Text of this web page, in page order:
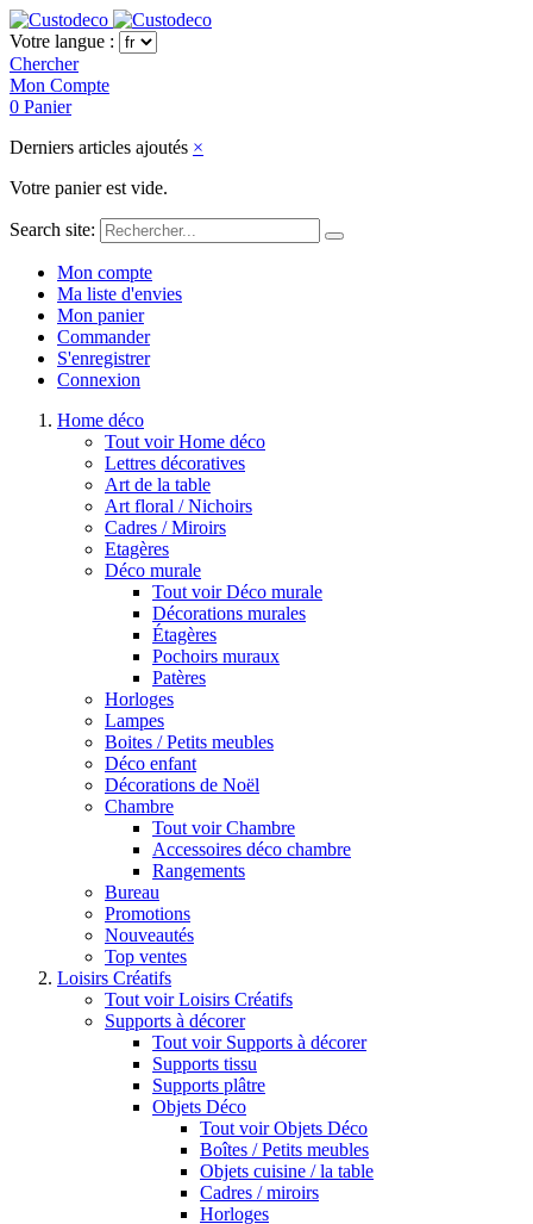
Votre langue :
Chercher
Mon Compte
0 Panier
Derniers articles ajoutés ×
Votre panier est vide.
Search site:
Mon compte
Ma liste d'envies
Mon panier
Commander
S'enregistrer
Connexion
Home déco
Tout voir Home déco
Lettres décoratives
Art de la table
Art floral / Nichoirs
Cadres / Miroirs
Etagères
Déco murale
Tout voir Déco murale
Décorations murales
Étagères
Pochoirs muraux
Patères
Horloges
Lampes
Boites / Petits meubles
Déco enfant
Décorations de Noël
Chambre
Tout voir Chambre
Accessoires déco chambre
Rangements
Bureau
Promotions
Nouveautés
Top ventes
Loisirs Créatifs
Tout voir Loisirs Créatifs
Supports à décorer
Tout voir Supports à décorer
Supports tissu
Supports plâtre
Objets Déco
Tout voir Objets Déco
Boîtes / Petits meubles
Objets cuisine / la table
Cadres / miroirs
Horloges